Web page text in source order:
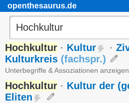
openthesaurus.de
Hochkultur · Kultur ·
Kulturkreis (fachspr.)
Unterbegriffe & Assoziationen anzeigen
Hochkultur · Kultur der
Eliten